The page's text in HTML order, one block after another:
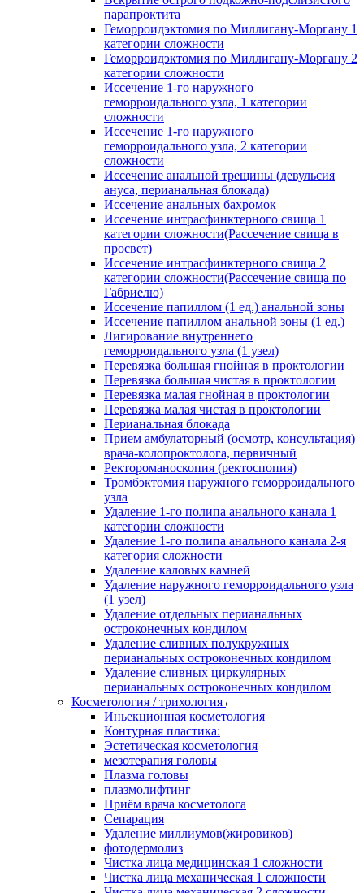
парапроктита
Геморроидэктомия по Миллигану-Моргану 1
категории сложности
Геморроидэктомия по Миллигану-Моргану 2
категории сложности
Иссечение 1-го наружного
геморроидального узла, 1 категории
сложности
Иссечение 1-го наружного
геморроидального узла, 2 категории
сложности
Иссечение анальной трещины (девульсия
ануса, перианальная блокада)
Иссечение анальных бахромок
Иссечение интрасфинктерного свища 1
категории сложности(Рассечение свища в
просвет)
Иссечение интрасфинктерного свища 2
категории сложности(Рассечение свища по
Габриелю)
Иссечение папиллом (1 ед.) анальной зоны
Иссечение папиллом анальной зоны (1 ед.)
Лигирование внутреннего
геморроидального узла (1 узел)
Перевязка большая гнойная в проктологии
Перевязка большая чистая в проктологии
Перевязка малая гнойная в проктологии
Перевязка малая чистая в проктологии
Перианальная блокада
Прием амбулаторный (осмотр, консультация)
врача-колопроктолога, первичный
Ректороманоскопия (ректоспопия)
Тромбэктомия наружного геморроидального
узла
Удаление 1-го полипа анального канала 1
категории сложности
Удаление 1-го полипа анального канала 2-я
категория сложности
Удаление каловых камней
Удаление наружного геморроидального узла
(1 узел)
Удаление отдельных перианальных
остроконечных кондилом
Удаление сливных полукружных
перианальных остроконечных кондилом
Удаление сливных циркулярных
перианальных остроконечных кондилом
Косметология / трихология
Иньекционная косметология
Контурная пластика:
Эстетическая косметология
мезотерапия головы
Плазма головы
плазмолифтинг
Приём врача косметолога
Сепарация
Удаление миллиумов(жировиков)
фотодермолиз
Чистка лица медицинская 1 сложности
Чистка лица механическая 1 сложности